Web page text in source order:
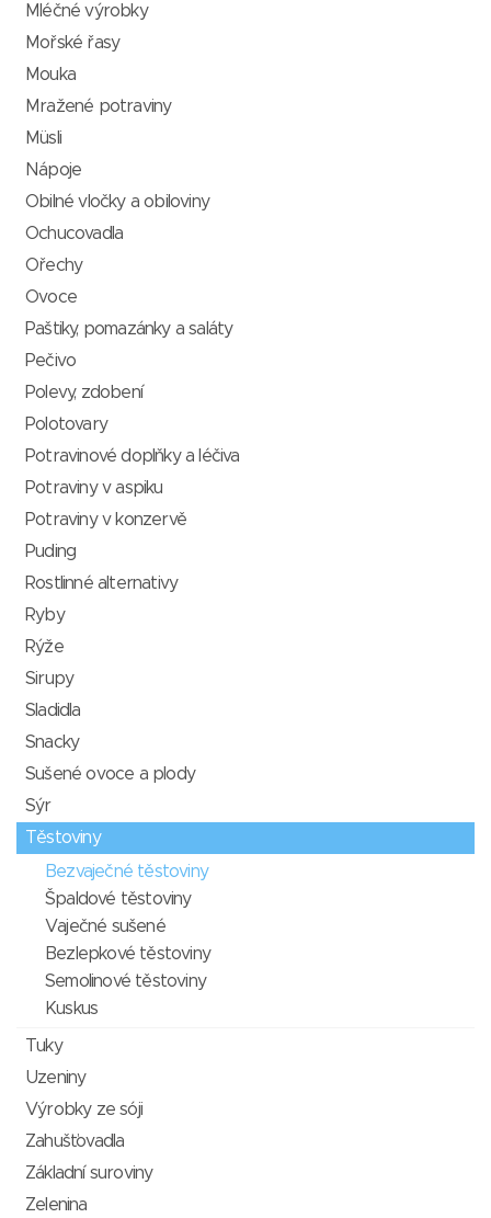
Mléčné výrobky
Mořské řasy
Mouka
Mražené potraviny
Müsli
Nápoje
Obilné vločky a obiloviny
Ochucovadla
Ořechy
Ovoce
Paštiky, pomazánky a saláty
Pečivo
Polevy, zdobení
Polotovary
Potravinové doplňky a léčiva
Potraviny v aspiku
Potraviny v konzervě
Puding
Rostlinné alternativy
Ryby
Rýže
Sirupy
Sladidla
Snacky
Sušené ovoce a plody
Sýr
Těstoviny
Bezvaječné těstoviny
Špaldové těstoviny
Vaječné sušené
Bezlepkové těstoviny
Semolinové těstoviny
Kuskus
Tuky
Uzeniny
Výrobky ze sóji
Zahušťovadla
Základní suroviny
Zelenina